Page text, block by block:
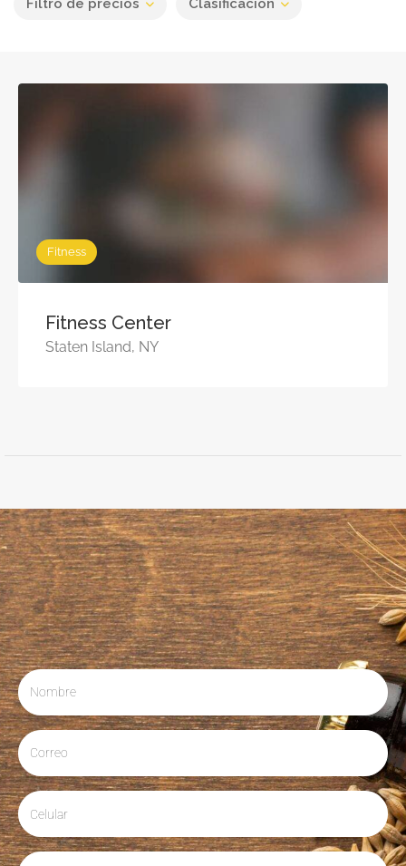
Filtro de precios Clasificación
Fitness
Fitness Center
Staten Island, NY